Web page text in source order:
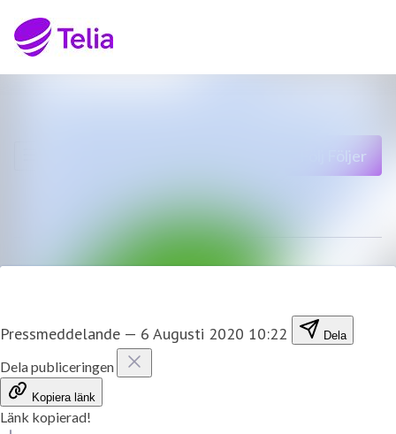
Kontakt
Följer
Pressmeddelande — 6 Augusti 2020 10:22 Dela
Dela publiceringen
Kopiera länk
Länk kopierad!